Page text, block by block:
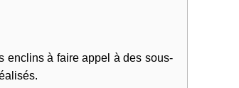
enclins à faire appel à des sous-